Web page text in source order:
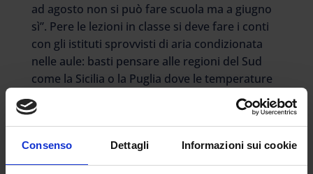
Consenso Dettagli Informazioni sui cookie
ad agosto non si può fare scuola ma a giugno
sì”. Pere le lezioni in classe si deve fare i conti
con gli istituti sprovvisti di aria condizionata
nelle aule: basti pensare alle regioni del Sud
come la Sicilia o la Puglia dove le temperature
estive sono decisamente elevate, per capire
che la concentrazione tra i banchi verrebbe
meno. In questi casi è difficile che si possa
andare oltre l’inizio del mese di luglio. Inoltre
tenere aperte le scuole la Domenica